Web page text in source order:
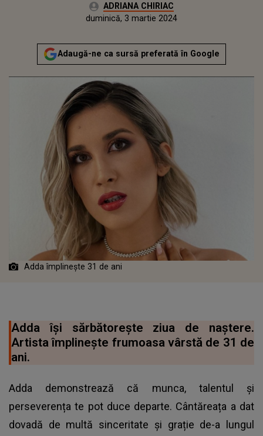
Autor:ADRIANA CHIRIAC
Actualizat:
duminică, 3 martie 2024
Adaugă-ne ca sursă preferată în Google
Adda împlinește 31 de ani
Adda își sărbătorește ziua de naștere.
Artista împlinește frumoasa vârstă de 31 de
ani.
Adda demonstrează că munca, talentul și
perseverența te pot duce departe. Cântăreața a dat
dovadă de multă sinceritate și grație de-a lungul